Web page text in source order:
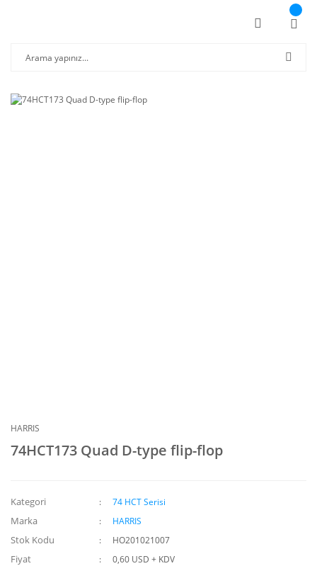
HARRIS
74HCT173 Quad D-type flip-flop
Kategori 74 HCT Serisi
Marka HARRIS
Stok Kodu HO201021007
Fiyat
0,60 USD + KDV